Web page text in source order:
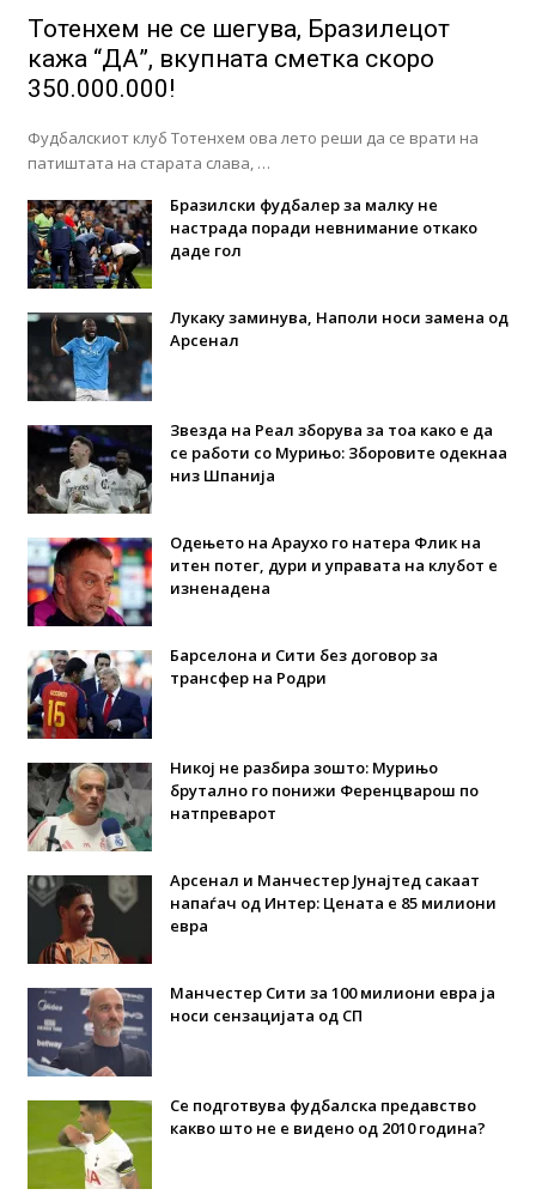
Тотенхем не се шегува, Бразилецот
кажа “ДА”, вкупната сметка скоро
350.000.000!
Фудбалскиот клуб Тотенхем ова лето реши да се врати на
патиштата на старата слава, …
Бразилски фудбалер за малку не
настрада поради невнимание откако
даде гол
Лукаку заминува, Наполи носи замена од
Арсенал
Звезда на Реал зборува за тоа како е да
се работи со Мурињо: Зборовите одекнаа
низ Шпанија
Одењето на Араухо го натера Флик на
итен потег, дури и управата на клубот е
изненадена
Барселона и Сити без договор за
трансфер на Родри
Никој не разбира зошто: Мурињо
брутално го понижи Ференцварош по
натпреварот
Арсенал и Манчестер Јунајтед сакаат
напаѓач од Интер: Цената е 85 милиони
евра
Манчестер Сити за 100 милиони евра ја
носи сензацијата од СП
Се подготвува фудбалска предавство
какво што не е видено од 2010 година?